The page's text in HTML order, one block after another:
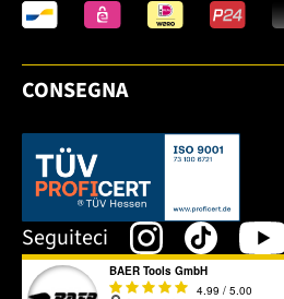
CONSEGNA
Dieser Link öffnet sich in einem
Seguiteci